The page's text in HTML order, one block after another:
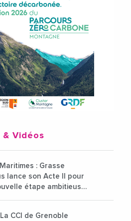
Vidéos
: Grasse
lance son Acte II pour
étape ambitieuse
La CCI de Grenoble